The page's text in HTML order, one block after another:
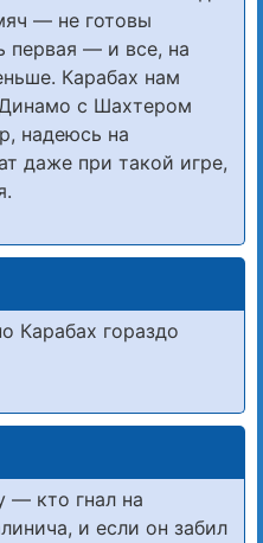
— не готовы
первая — и все, на
Карабах нам
с Шахтером
надеюсь на
даже при такой игре,
Карабах гораздо
— кто гнал на
и если он забил